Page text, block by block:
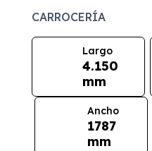
CARROCERÍA
Largo
4.150
mm
Ancho
1787
mm